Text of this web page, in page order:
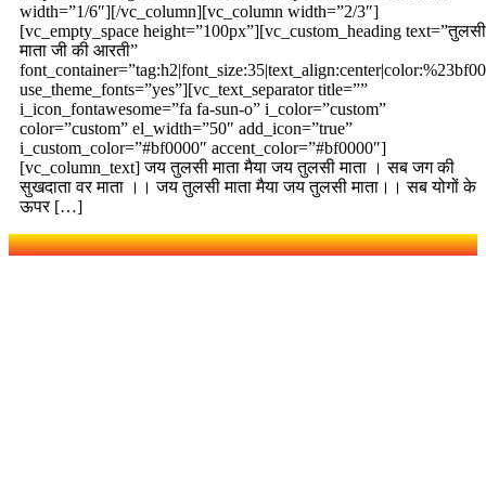
width=”1/6″][/vc_column][vc_column width=”2/3″]
[vc_empty_space height=”100px”][vc_custom_heading text=”तुलसी
माता जी की आरती”
use_theme_fonts=”yes”][vc_text_separator title=””
i_icon_fontawesome=”fa fa-sun-o” i_color=”custom”
color=”custom” el_width=”50″ add_icon=”true”
i_custom_color=”#bf0000″ accent_color=”#bf0000″]
[vc_column_text] जय तुलसी माता मैया जय तुलसी माता । सब जग की
सुखदाता वर माता ।। जय तुलसी माता मैया जय तुलसी माता।। सब योगों के
ऊपर […]